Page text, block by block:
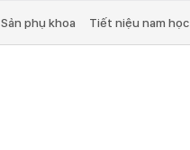
Sản phụ khoa Tiết niệu nam học